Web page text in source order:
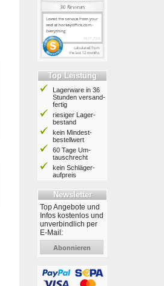
Top Leistung
Lagerware in 36
Stunden ver­sand­
fertig
riesiger Lager­
bestand
kein Mindest­
bestell­wert
60 Tage Um­
tausch­recht
kein Schläger­
aufpreis
Newsletter
Top Angebote und
Infos kostenlos und
unverbindlich per
E-Mail:
Abonnieren